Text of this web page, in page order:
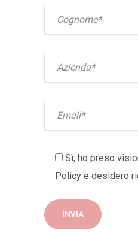
Sì, ho preso
Policy e desidero